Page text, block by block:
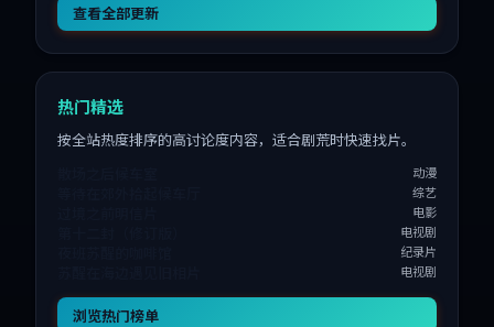
查看全部更新
热门精选
按全站热度排序的高讨论度内容，适合剧荒时快速找片。
动漫
综艺
电影
电视剧
纪录片
电视剧
浏览热门榜单